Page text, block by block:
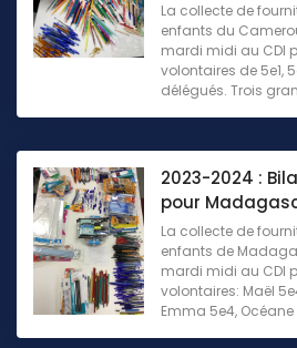
La collecte de
enfants du
mardi midi au CDI
volontaires de 5e1,
délégués. Trois
2023-2024 :
pour
La collecte de
enfants de
mardi midi au CDI
volontaires: Maël
Emma 5e4, Océane